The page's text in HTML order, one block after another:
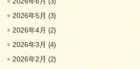
2026年5月(3)
2026年4月(2)
2026年3月(4)
2026年2月(2)